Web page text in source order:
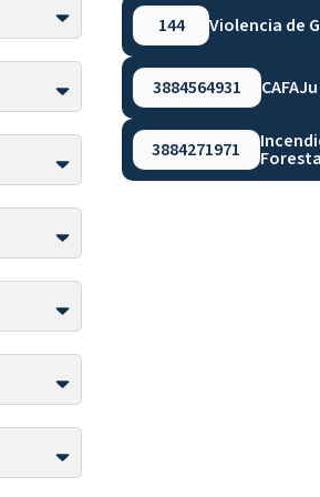
144 Violencia de
3884564931 CAFAJu
3884271971